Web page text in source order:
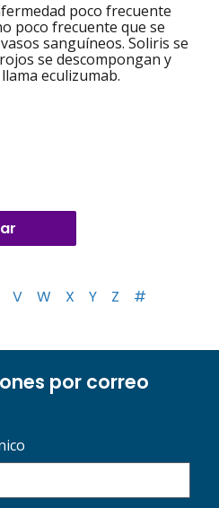
poco frecuente
poco frecuente que se
sanguíneos. Soliris se
se descompongan y
eculizumab.
V W X Y Z #
por correo